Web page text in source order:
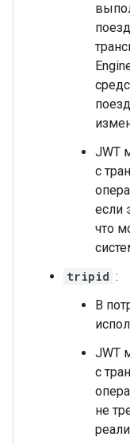
JWT
с
если
что
tripid :
В
JWT
с
не